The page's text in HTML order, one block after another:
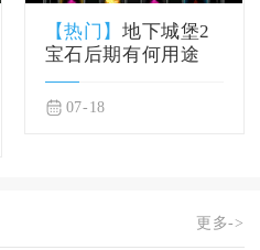
【热门】地下城堡2
宝石后期有何用途
07-18
更多->